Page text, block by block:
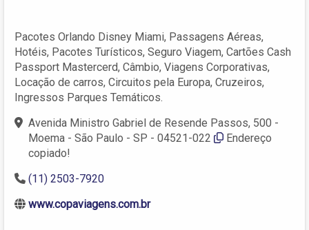
Pacotes Orlando Disney Miami, Passagens Aéreas,
Hotéis, Pacotes Turísticos, Seguro Viagem, Cartões Cash
Passport Mastercerd, Câmbio, Viagens Corporativas,
Locação de carros, Circuitos pela Europa, Cruzeiros,
Ingressos Parques Temáticos.
Avenida Ministro Gabriel de Resende Passos, 500 -
Moema - São Paulo - SP - 04521-022
Endereço
copiado!
(11) 2503-7920
www.copaviagens.com.br